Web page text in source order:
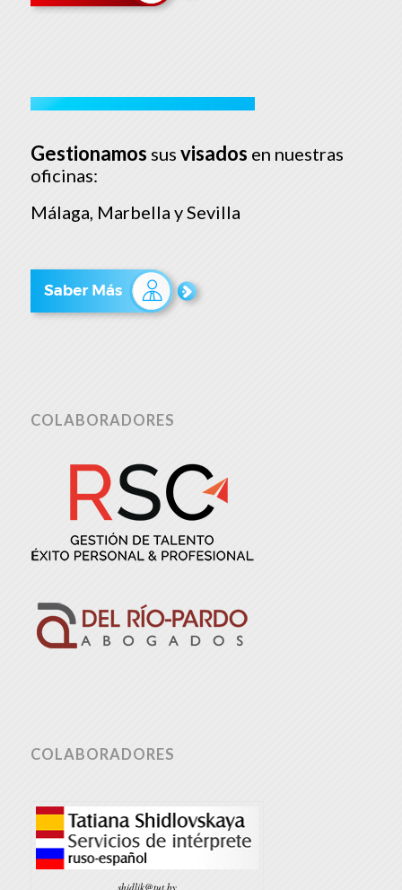
Gestionamos sus visados en nuestras
oficinas:
Málaga, Marbella y Sevilla
COLABORADORES
COLABORADORES
shidlik@tut.by